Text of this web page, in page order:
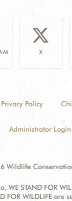
X
Privacy Policy
Administrator Login
Wildlife
WE STAND FOR
FOR WILDLIFE are